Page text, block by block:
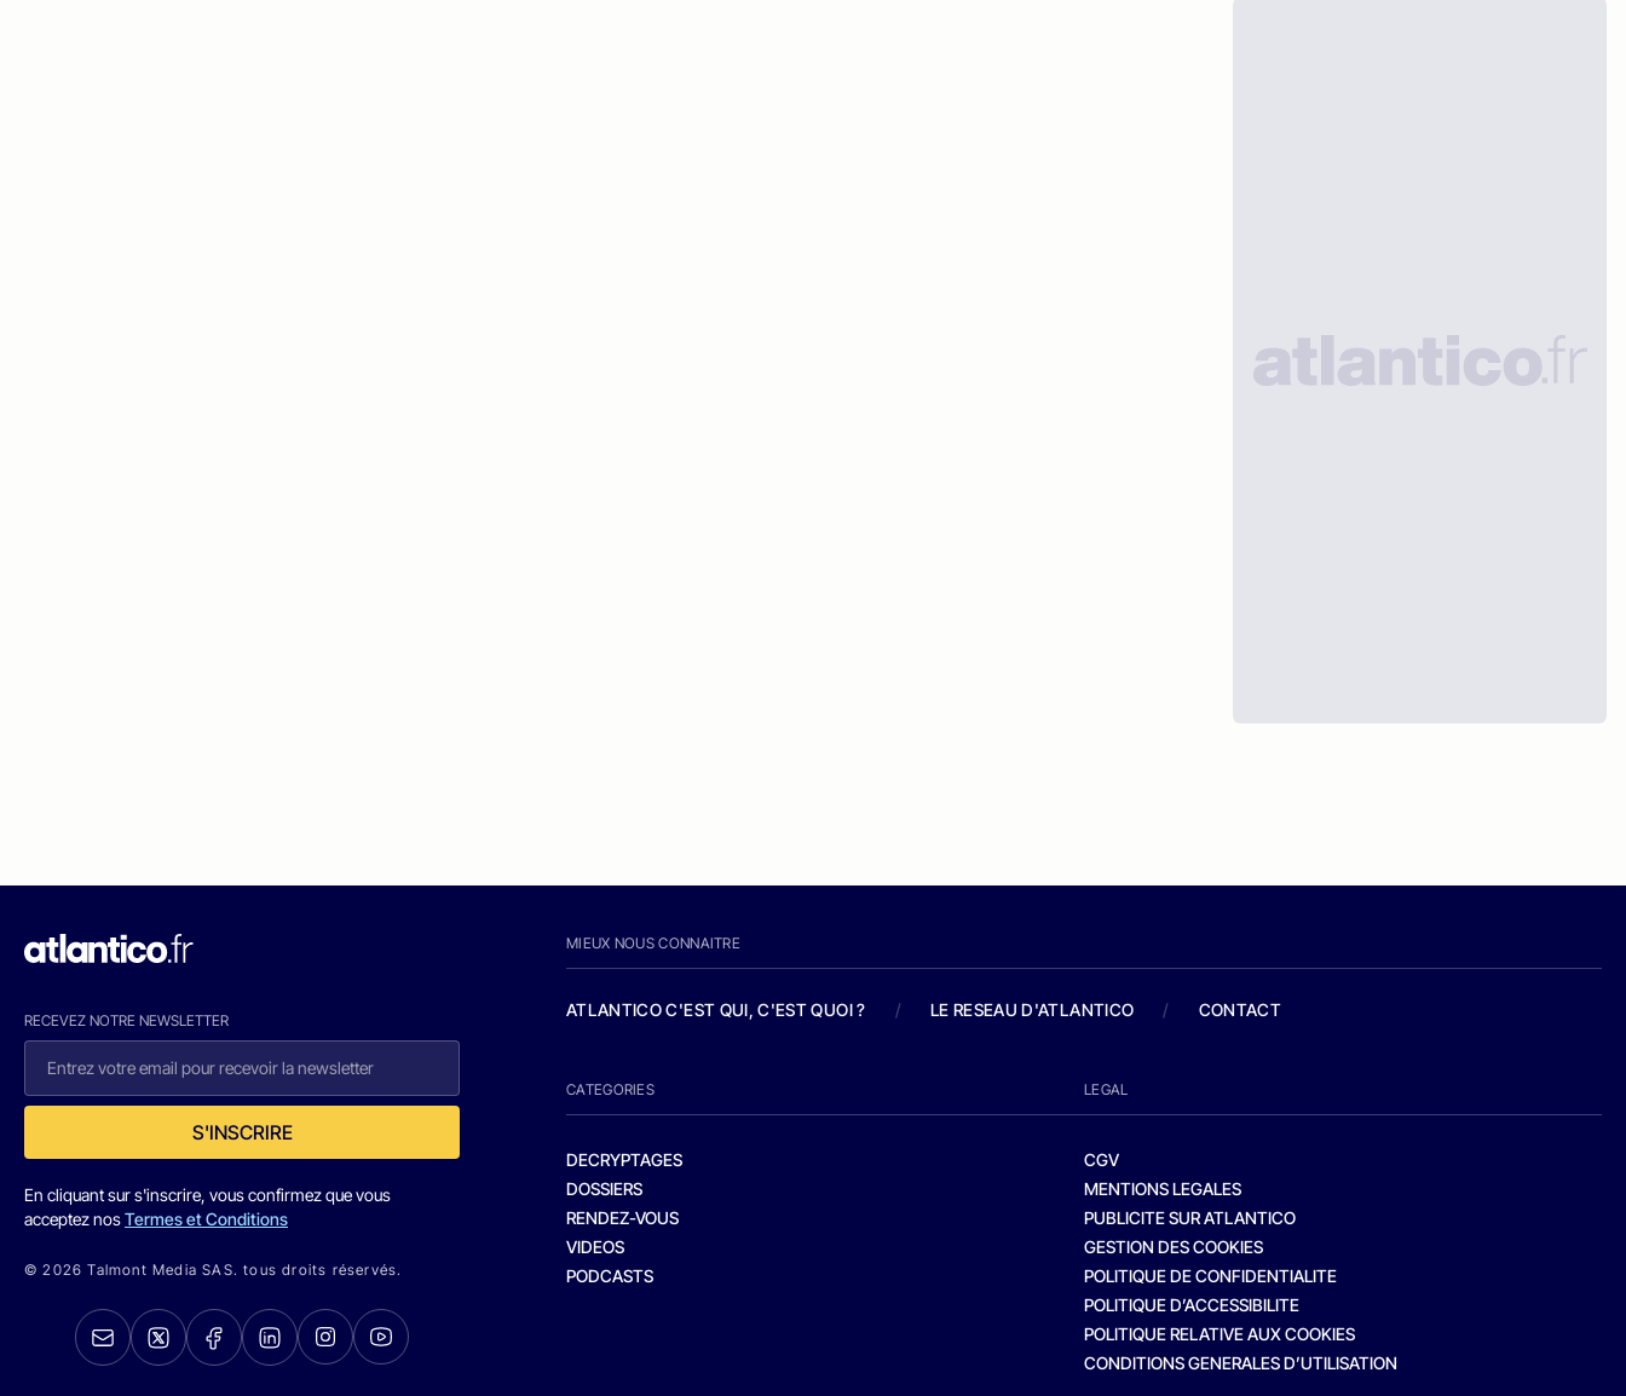
RECEVEZ NOTRE NEWSLETTER
S'INSCRIRE
En cliquant sur s'inscrire, vous confirmez que vous
acceptez nosTermes et Conditions
© 2026 Talmont Media SAS. tous droits réservés.
MIEUX NOUS CONNAITRE
ATLANTICO C'EST QUI, C'EST QUOI ? / LE RESEAU D'ATLANTICO / CONTACT
CATEGORIES
DECRYPTAGES
DOSSIERS
RENDEZ-VOUS
VIDEOS
PODCASTS
LEGAL
CGV
MENTIONS LEGALES
PUBLICITE SUR ATLANTICO
GESTION DES COOKIES
POLITIQUE DE CONFIDENTIALITE
POLITIQUE D’ACCESSIBILITE
POLITIQUE RELATIVE AUX COOKIES
CONDITIONS GENERALES D’UTILISATION